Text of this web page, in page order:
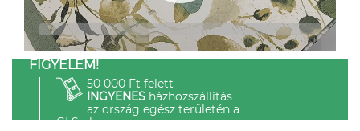
FIGYELEM!
50 000 Ft felett
INGYENESházhozszállítás
az ország egész területén a
GLS-el.